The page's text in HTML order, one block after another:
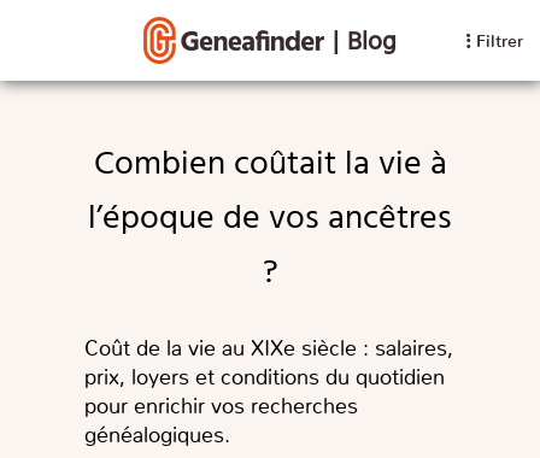
| Blog Filtrer
Combien coûtait la vie à
l’époque de vos ancêtres
?
Coût de la vie au XIXe siècle : salaires,
prix, loyers et conditions du quotidien
pour enrichir vos recherches
généalogiques.